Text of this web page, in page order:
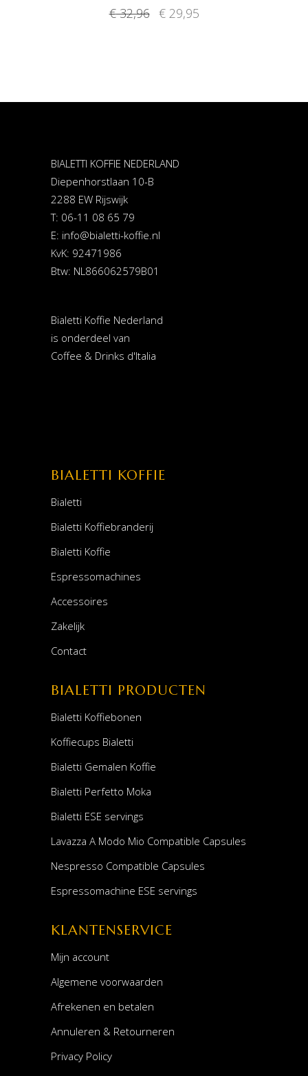
€32,96 Oorspronkelijke
€29,95Huidige
BIALETTI KOFFIE NEDERLAND
Diepenhorstlaan 10-B
2288 EW Rijswijk
T: 06-11 08 65 79
E: info@bialetti-koffie.nl
KvK: 92471986
Btw: NL866062579B01
Bialetti Koffie Nederland
is onderdeel van
Coffee & Drinks d'Italia
BIALETTI KOFFIE
Bialetti
Bialetti Koffiebranderij
Bialetti Koffie
Espressomachines
Accessoires
Zakelijk
Contact
BIALETTI PRODUCTEN
Bialetti Koffiebonen
Koffiecups Bialetti
Bialetti Gemalen Koffie
Bialetti Perfetto Moka
Bialetti ESE servings
Lavazza A Modo Mio Compatible Capsules
Nespresso Compatible Capsules
Espressomachine ESE servings
KLANTENSERVICE
Mijn account
Algemene voorwaarden
Afrekenen en betalen
Annuleren & Retourneren
Privacy Policy